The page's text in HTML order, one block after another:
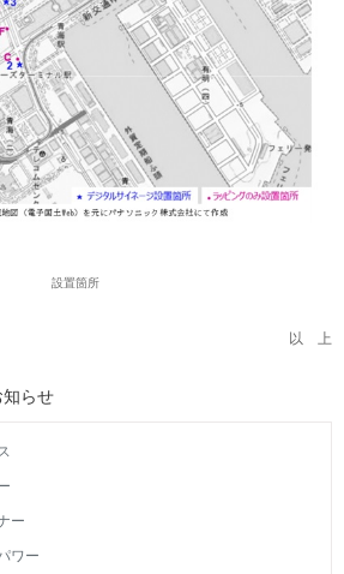
設置箇所
以 上
らせ
ー
ワー